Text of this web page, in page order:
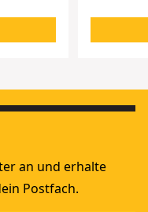
an und erhalte
Postfach.